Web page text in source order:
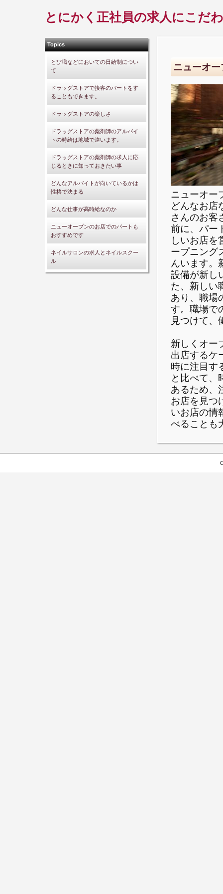
とにかく正社員の求人にこだ
Topics
とび職などにおいての日給制につい
て
ドラッグストアで接客のパートをす
ることもできます。
ドラッグストアの楽しさ
ドラッグストアの薬剤師のアルバイ
トの時給は地域で違います。
ドラッグストアの薬剤師の求人に応
じるときに知っておきたい事
どんなアルバイトが向いているかは
性格で決まる
どんな仕事が高時給なのか
ニューオープンのお店でのパートも
おすすめです
ネイルサロンの求人とネイルスクー
ル
ニューオ
ニューオー
どんなお店
さんのお客
前に、パー
しいお店を
ープニング
んいます。
設備が新し
た、新しい
あり、職場
す。職場で
見つけて、
新しくオー
出店するケ
時に注目す
と比べて、
あるため、
お店を見つ
いお店の情
べることも